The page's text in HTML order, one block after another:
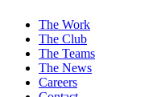
The Work
The Club
The Teams
The News
Careers